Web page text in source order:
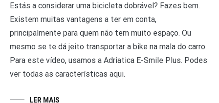
Estás a considerar uma bicicleta dobrável? Fazes bem.
Existem muitas vantagens a ter em conta,
principalmente para quem não tem muito espaço. Ou
mesmo se te dá jeito transportar a bike na mala do carro.
Para este vídeo, usamos a Adriatica E-Smile Plus. Podes
ver todas as características aqui.
LER MAIS